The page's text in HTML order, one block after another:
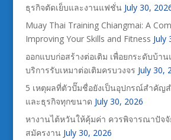
ธุรกิจตัดเย็บและงานแฟชั่น July 30,
Muay Thai Training Chiangmai: A
Improving Your Skills and Fitness July
ออกแบบก่อสร้างต่อเติม เพื่อยกระดับบ้า
บริการรับเหมาต่อเติมครบวงจร July 30,
5 เหตุผลที่ตัวปั๊มชื่อยังเป็นอุปกรณ์สำคัญ
และธุรกิจทุกขนาด July 30, 2026
หางานไต้หวันให้คุ้มค่า ควรพิจารณาปัจ
สมัครงาน July 30, 2026